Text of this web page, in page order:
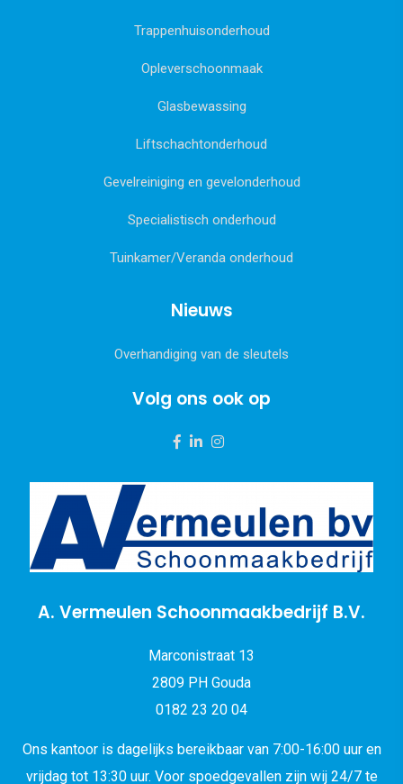
Trappenhuisonderhoud
Opleverschoonmaak
Glasbewassing
Liftschachtonderhoud
Gevelreiniging en gevelonderhoud
Specialistisch onderhoud
Tuinkamer/Veranda onderhoud
Nieuws
Overhandiging van de sleutels
Volg ons ook op
A. Vermeulen Schoonmaakbedrijf B.V.
Marconistraat 13
2809 PH Gouda
0182 23 20 04
Ons kantoor is dagelijks bereikbaar van 7:00-16:00 uur en
vrijdag tot 13:30 uur. Voor spoedgevallen zijn wij 24/7 te